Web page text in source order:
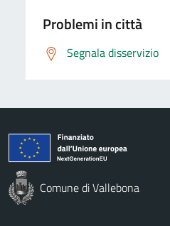
Problemi in città
Segnala disservizio
Comune di Vallebona